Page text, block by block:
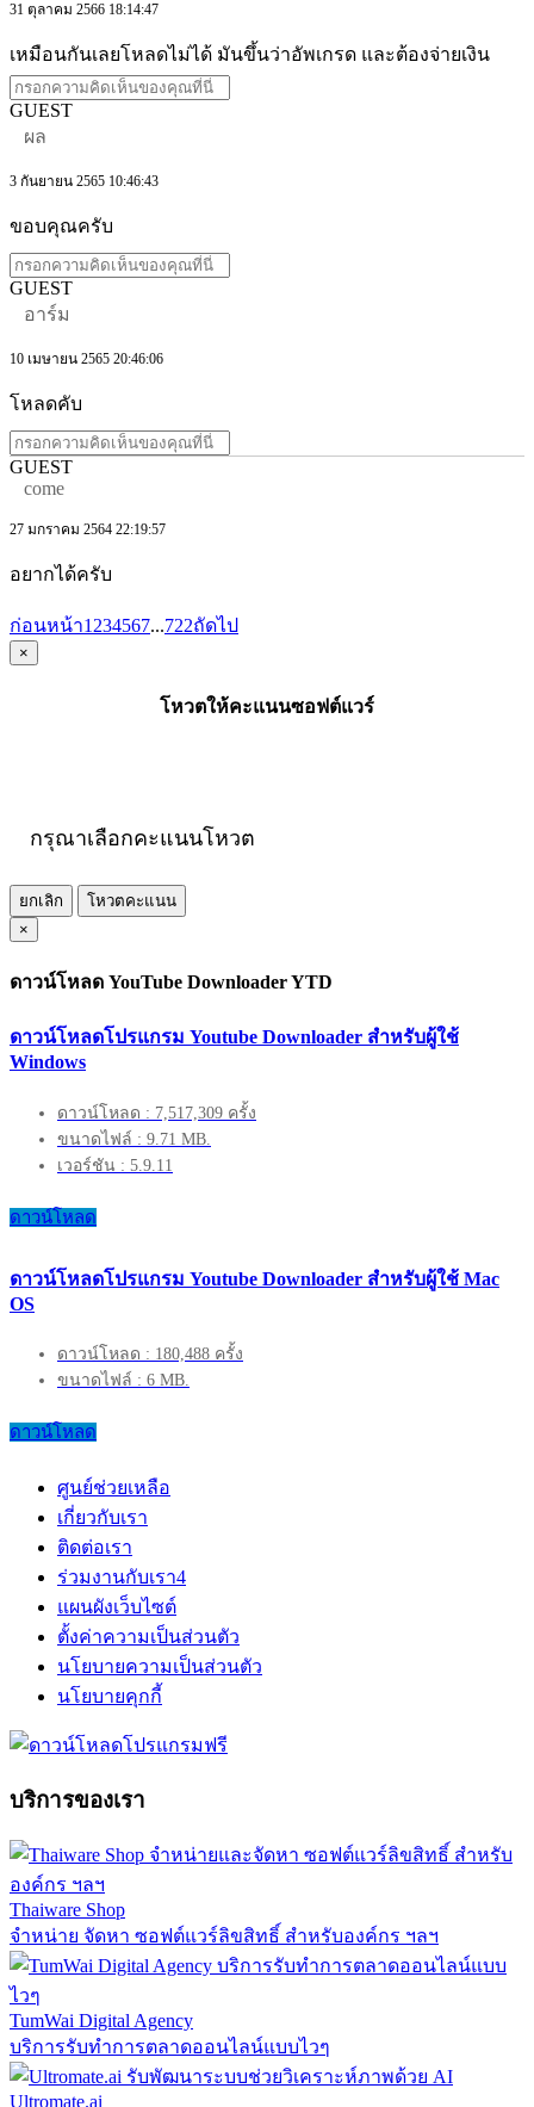
31 ตุลาคม 2566 18:14:47
เหมือนกันเลยโหลดไม่ได้ มันขึ้นว่าอัพเกรด และต้องจ่ายเงิน
GUEST
ผล
3 กันยายน 2565 10:46:43
ขอบคุณครับ
GUEST
อาร์ม
10 เมษายน 2565 20:46:06
โหลดคับ
GUEST
come
27 มกราคม 2564 22:19:57
อยากได้ครับ
ก่อนหน้า1 234567...722ถัดไป
×
โหวตให้คะแนนซอฟต์แวร์
กรุณาเลือกคะแนนโหวต
ยกเลิก
โหวตคะแนน
×
ดาวน์โหลด YouTube Downloader YTD
ดาวน์โหลดโปรแกรม Youtube Downloader สำหรับผู้ใช้
Windows
ดาวน์โหลด : 7,517,309 ครั้ง
ขนาดไฟล์ : 9.71 MB.
เวอร์ชัน : 5.9.11
ดาวน์โหลด
ดาวน์โหลดโปรแกรม Youtube Downloader สำหรับผู้ใช้ Mac
OS
ดาวน์โหลด : 180,488 ครั้ง
ขนาดไฟล์ : 6 MB.
ดาวน์โหลด
ศูนย์ช่วยเหลือ
เกี่ยวกับเรา
ติดต่อเรา
ร่วมงานกับเรา4
แผนผังเว็บไซต์
ตั้งค่าความเป็นส่วนตัว
นโยบายความเป็นส่วนตัว
นโยบายคุกกี้
บริการของเรา
Thaiware Shop
จำหน่าย จัดหา ซอฟต์แวร์ลิขสิทธิ์ สำหรับองค์กร ฯลฯ
TumWai Digital Agency
บริการรับทำการตลาดออนไลน์แบบไวๆ
Ultromate.ai